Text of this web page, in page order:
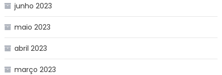
junho 2023
maio 2023
abril 2023
março 2023